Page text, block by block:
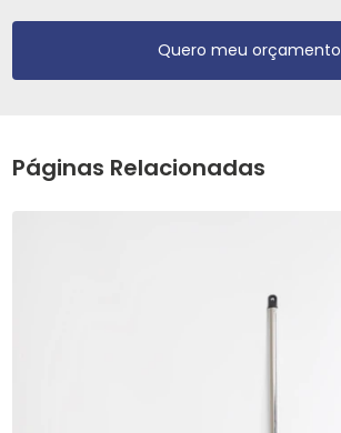
Quero meu orçamento
Páginas Relacionadas